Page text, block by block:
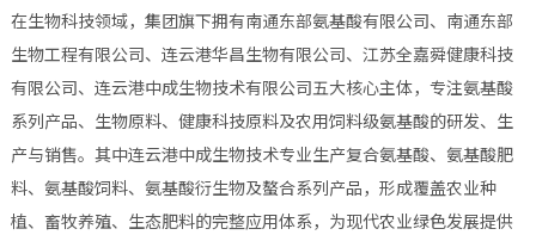
在生物科技领域，集团旗下拥有南通东部氨基酸有限公司、南通东部
生物工程有限公司、连云港华昌生物有限公司、江苏全嘉舜健康科技
有限公司、连云港中成生物技术有限公司五大核心主体，专注氨基酸
系列产品、生物原料、健康科技原料及农用饲料级氨基酸的研发、生
产与销售。其中连云港中成生物技术专业生产复合氨基酸、氨基酸肥
料、氨基酸饲料、氨基酸衍生物及螯合系列产品，形成覆盖农业种
植、畜牧养殖、生态肥料的完整应用体系，为现代农业绿色发展提供